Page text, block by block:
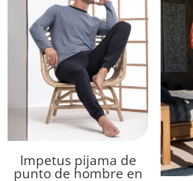
Impetus pijama de
punto de hombre en